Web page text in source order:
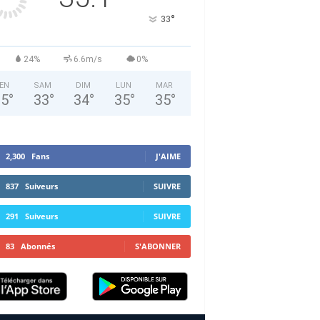
33°
24% 6.6m/s 0%
°
SAM
33°
DIM
34°
LUN
35°
MAR
35°
2,300 Fans J'AIME
837 Suiveurs SUIVRE
291 Suiveurs SUIVRE
83 Abonnés S'ABONNER